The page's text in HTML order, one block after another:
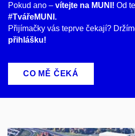
Pokud ano – vítejte na MUNI! Od
#TvářeMUNI.
Přijímačky vás teprve čekají?
přihlášku!
CO MĚ ČEKÁ